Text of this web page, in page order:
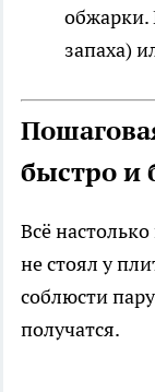
обжарки.
запаха)
быстро и
Всё
не стоял у
соблюсти
получатся.